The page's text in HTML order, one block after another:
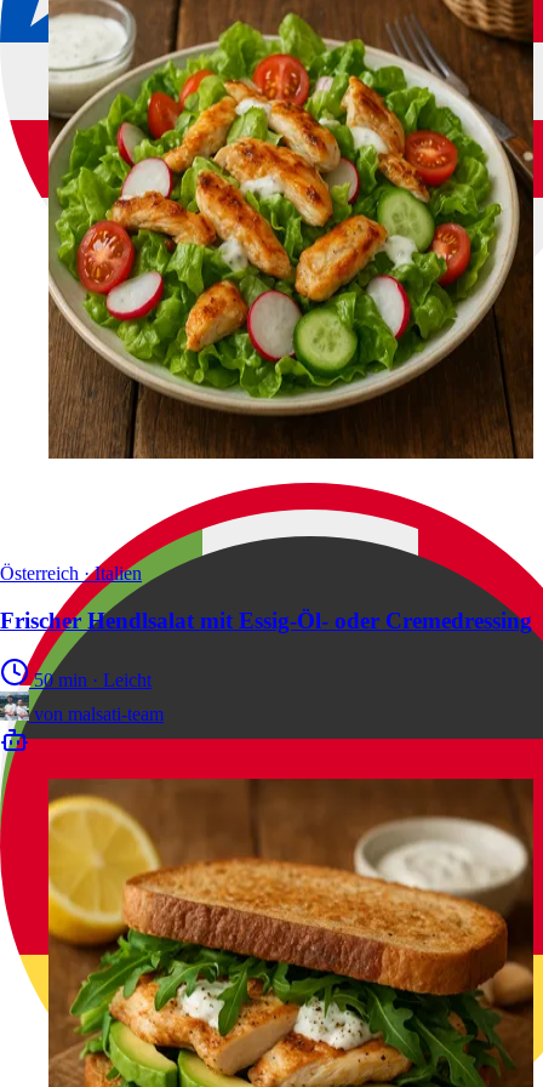
Österreich · Italien
Frischer Hendlsalat mit Essig-Öl- oder Cremedressing
50 min · Leicht
von malsati-team